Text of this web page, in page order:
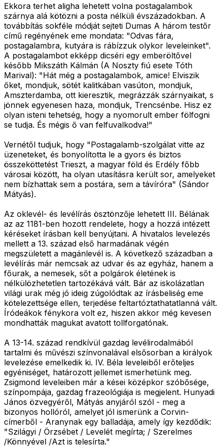
Ekkora terhet aligha lehetett volna postagalambok
szárnya alá kötözni a posta nélküli évszázadokban. A
továbbítás sokféle módját sejteti Dumas A három testőr
című regényének eme mondata: "Odvas fára,
postagalambra, kutyára is rábízzuk olykor leveleinket".
A postagalambot ekképp dicséri egy emberöltővel
később Mikszáth Kálmán (A Noszty fiú esete Tóth
Marival): "Hát még a postagalambok, amice! Elviszik
őket, mondjuk, sötét kalitkában vasúton, mondjuk,
Amszterdamba, ott kieresztik, megrázzák szárnyaikat, s
jönnek egyenesen haza, mondjuk, Trencsénbe. Hisz ez
olyan isteni tehetség, hogy a nyomorult ember fölfogni
se tudja. És mégis ő van felfuvalkodva!"
Vernétől tudjuk, hogy "Postagalamb-szolgálat vitte az
üzeneteket, és bonyolította le a gyors és biztos
összeköttetést Trieszt, a magyar föld és Erdély főbb
városai között, ha olyan utasításra került sor, amelyeket
nem bízhattak sem a postára, sem a távíróra" (Sándor
Mátyás).
Az oklevél- és levélírás ösztönzője lehetett III. Bélának
az az 1181-ben hozott rendelete, hogy a hozzá intézett
kéréseket írásban kell benyújtani. A hivatalos levelezés
mellett a 13. század első harmadának végén
megszületett a magánlevél is. A következő században a
levélírás már nemcsak az udvar és az egyház, hanem a
főurak, a nemesek, sőt a polgárok életének is
nélkülözhetetlen tartozékává vált. Bár az iskolázatlan
világi urak még jó ideig zúgolódtak az írásbeliség eme
kötelezettsége ellen, terjedése feltartóztathatatlanná vált.
Íródeákok fénykora volt ez, hiszen akkor még kevesen
mondhatták magukat avatott tollforgatónak.
A 13-14. század rendkívül gazdag levélirodalmából
tartalmi és művészi színvonalával elsősorban a királyok
levelezése emelkedik ki. IV. Béla leveleiből erőteljes
egyéniséget, határozott jellemet ismerhetünk meg.
Zsigmond leveleiben már a kései középkor szóbősége,
színpompája, gazdag frazeológiája is megjelent. Hunyadi
János özvegyéről, Mátyás anyjáról szól - meg a
bizonyos hollóról, amelyet jól ismerünk a Corvin-
címerből - Aranynak egy balladája, amely így kezdődik:
"Szilágyi / Örzsébet / Levelét megírta; / Szerelmes
/Könnyével /Azt is telesírta."